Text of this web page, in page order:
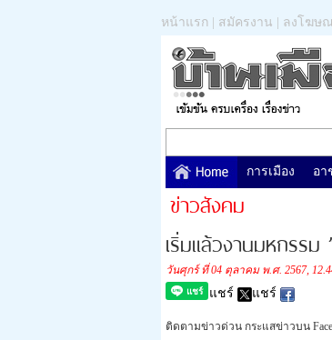
หน้าแรก สมัครงาน ลงโฆษ
การเมือง อา
ข่าวสังคม
เริ่มแล้วงานมหกรร
วันศุกร์ ที่ 04 ตุลาคม พ.ศ. 2567,
แชร์ แชร์
ติดตามข่าวด่วน กระแสข่าวบน